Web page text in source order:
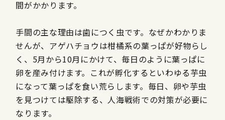
間がかかります。
手間の主な理由は歯につく虫です。なぜかわかりま
せんが、アゲハチョウは柑橘系の葉っぱが好物らし
く、5月から10月にかけて、毎日のように葉っぱに
卵を産み付けます。これが孵化するといわゆる芋虫
になって葉っぱを食い荒らします。毎日、卵や芋虫
を見つけては駆除する、人海戦術での対策が必要に
なります。